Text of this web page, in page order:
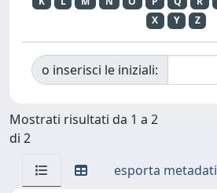
X
Y Z
o inserisci le iniziali:
Mostrati risultati da 1 a 2
di 2
esporta metadati